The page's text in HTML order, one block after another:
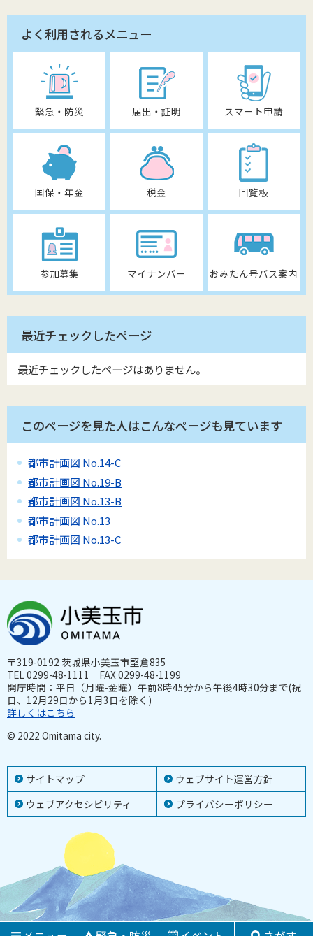
よく利用されるメニュー
緊急・防災 届出・証明 スマート申請
国保・年金 税金 回覧板
参加募集 マイナンバー おみたん号バス案内
最近チェックしたページ
最近チェックしたページはありません。
このページを見た人はこんなページも見ています
都市計画図 No.14-C
都市計画図 No.19-B
都市計画図 No.13-B
都市計画図 No.13
都市計画図 No.13-C
サイトマップ
ウェブサイト運営方針
ウェブアクセシビリティ
プライバシーポリシー
〒319-0192 茨城県小美玉市堅倉835
TEL 0299-48-1111 FAX 0299-48-1199
開庁時間：平日（月曜-金曜）午前8時45分から午後4時30分まで(祝
日、12月29日から1月3日を除く)
詳しくはこちら
© 2022 Omitama city.